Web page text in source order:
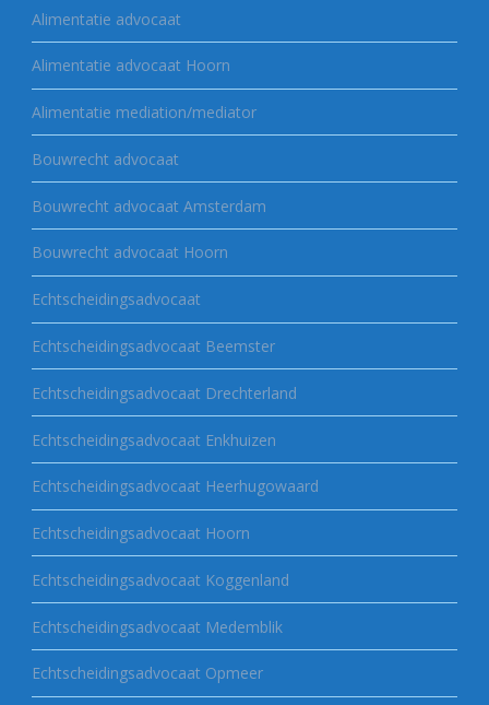
Alimentatie advocaat
Alimentatie advocaat Hoorn
Alimentatie mediation/mediator
Bouwrecht advocaat
Bouwrecht advocaat Amsterdam
Bouwrecht advocaat Hoorn
Echtscheidingsadvocaat
Echtscheidingsadvocaat Beemster
Echtscheidingsadvocaat Drechterland
Echtscheidingsadvocaat Enkhuizen
Echtscheidingsadvocaat Heerhugowaard
Echtscheidingsadvocaat Hoorn
Echtscheidingsadvocaat Koggenland
Echtscheidingsadvocaat Medemblik
Echtscheidingsadvocaat Opmeer